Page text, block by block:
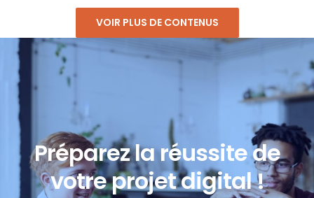
VOIR PLUS DE CONTENUS
Préparez la réussite de
votre projet digital !